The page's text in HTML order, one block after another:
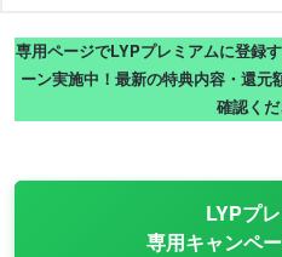
専用ページでLYPプレミアムに登録
ーン実施中！最新の特典内容・還
確認くだ
LYPプ
専用キャンペ